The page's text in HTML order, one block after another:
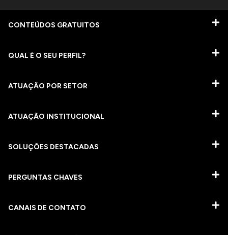
CONTEÚDOS GRATUITOS
QUAL É O SEU PERFIL?
ATUAÇÃO POR SETOR
ATUAÇÃO INSTITUCIONAL
SOLUÇÕES DESTACADAS
PERGUNTAS CHAVES​
CANAIS DE CONTATO